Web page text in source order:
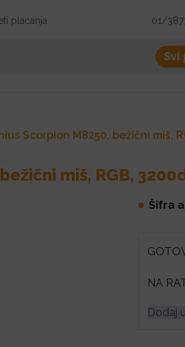
plaćanja 01/
Svi
Scorpion M8250, bežični miš,
miš, RGB,
Šifra
NA
Dodaj